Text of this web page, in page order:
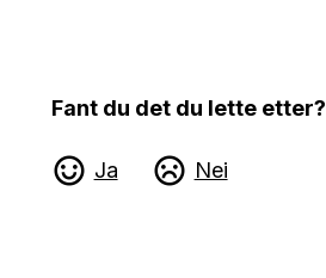
Fant du det du lette etter?
Ja Nei